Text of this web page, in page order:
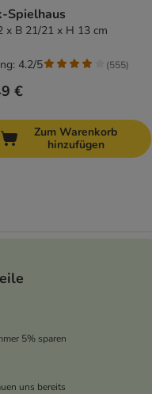
Spielhaus
x B 21/21 x H 13 cm
€
4.2/5 (555)
Zum Warenkorb
hinzufügen
5% sparen
uns bereits